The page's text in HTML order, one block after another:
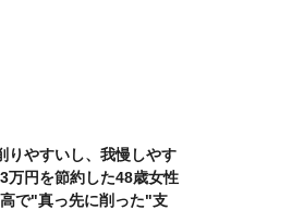
りやすいし、我慢しやす
万円を節約した48歳女性
で"真っ先に削った"支